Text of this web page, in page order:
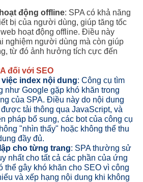
động offline: SPA có khả năng
bị của người dùng, giúp tăng tốc
hoạt động offline. Điều này
nghiệm người dùng mà còn giúp
từ đó ảnh hưởng tích cực đến
đối với SEO
index nội dung: Công cụ tìm
như Google gặp khó khăn trong
của SPA. Điều này do nội dung
tải thông qua JavaScript, và
pháp bổ sung, các bot của công cụ
"nhìn thấy" hoặc không thể thu
đầy đủ.
cho từng trang: SPA thường sử
nhất cho tất cả các phần của ứng
thể gây khó khăn cho SEO vì công
và xếp hạng nội dung khi không